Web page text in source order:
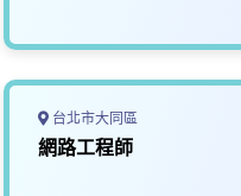
台北市大同區
網路工程師